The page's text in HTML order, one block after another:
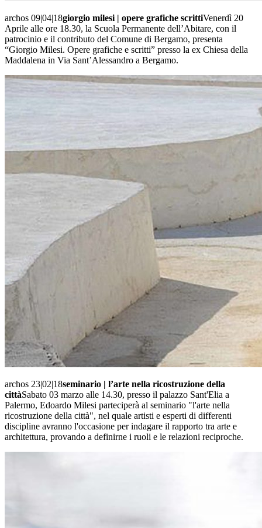
archos 09|04|18giorgio milesi | opere grafiche scrittiVenerdì 20
Aprile alle ore 18.30, la Scuola Permanente dell’Abitare, con il
patrocinio e il contributo del Comune di Bergamo, presenta
“Giorgio Milesi. Opere grafiche e scritti” presso la ex Chiesa della
Maddalena in Via Sant’Alessandro a Bergamo.
archos 23|02|18seminario | l’arte nella ricostruzione della
cittàSabato 03 marzo alle 14.30, presso il palazzo Sant'Elia a
Palermo, Edoardo Milesi parteciperà al seminario "l'arte nella
ricostruzione della città", nel quale artisti e esperti di differenti
discipline avranno l'occasione per indagare il rapporto tra arte e
architettura, provando a definirne i ruoli e le relazioni reciproche.